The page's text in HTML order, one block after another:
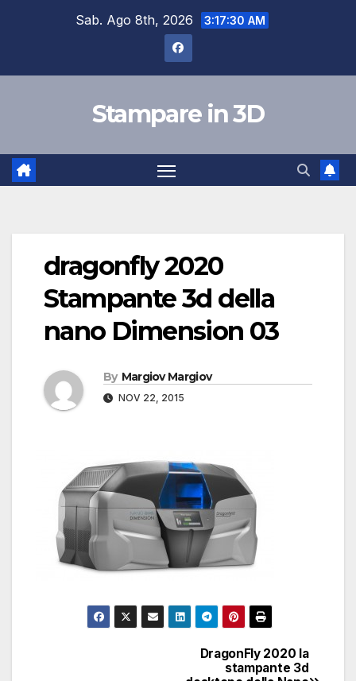
Sab. Ago 8th, 2026 3:17:30 AM
Stampare in 3D
dragonfly 2020
Stampante 3d della
nano Dimension 03
By Margiov Margiov
NOV 22, 2015
DragonFly 2020 la
stampante 3d